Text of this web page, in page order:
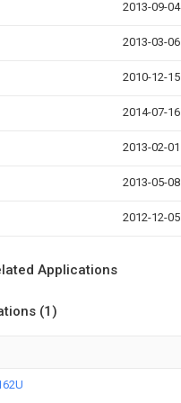
2013-09-04
2013-03-06
2010-12-15
2014-07-16
2013-02-01
2013-05-08
2012-12-05
Applications
(1)